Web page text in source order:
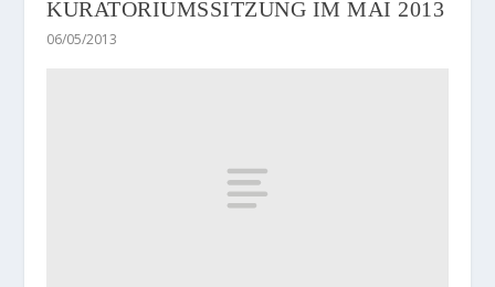
KURATORIUMSSITZUNG IM MAI 2013
06/05/2013